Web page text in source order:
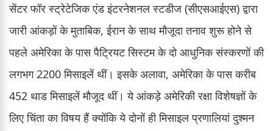
सेंटर फॉर स्ट्रेटेजिक एंड इंटरनेशनल स्टडीज (सीएसआईएस) द्वारा
जारी आंकड़ों के मुताबिक, ईरान के साथ मौजूदा तनाव शुरू होने से
पहले अमेरिका के पास पैट्रियट सिस्टम के दो आधुनिक संस्करणों की
लगभग 2200 मिसाइलें थीं। इसके अलावा, अमेरिका के पास करीब
452 थाड मिसाइलें मौजूद थीं। ये आंकड़े अमेरिकी रक्षा विशेषज्ञों के
लिए चिंता का विषय हैं क्योंकि ये दोनों ही मिसाइल प्रणालियां दुश्मन